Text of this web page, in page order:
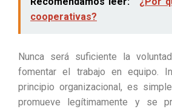
cooperativas?
Nunca será suficiente la
fomentar el trabajo en equipo.
principio organizacional, es
promueve legítimamente y se